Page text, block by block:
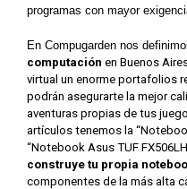
programas con mayor
En Compugarden nos
computación en Buenos
virtual un enorme portafolios
podrán asegurarte la mejor
aventuras propias de tus
artículos tenemos la
construye tu propia
componentes de la más alta